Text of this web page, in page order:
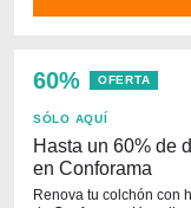
60% OFERTA
SÓLO AQUÍ
Hasta un 60% de
en Conforama
Renova tu colchón con